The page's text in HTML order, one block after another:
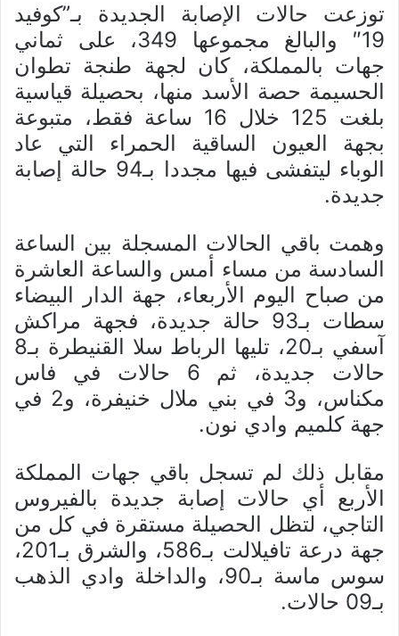
توزعت حالات الإصابة الجديدة بـ”كوفيد
19″ والبالغ مجموعها 349، على ثماني
جهات بالمملكة، كان لجهة طنجة تطوان
الحسيمة حصة الأسد منها، بحصيلة قياسية
بلغت 125 خلال 16 ساعة فقط، متبوعة
بجهة العيون الساقية الحمراء التي عاد
الوباء ليتفشى فيها مجددا بـ94 حالة إصابة
جديدة.
وهمت باقي الحالات المسجلة بين الساعة
السادسة من مساء أمس والساعة العاشرة
من صباح اليوم الأربعاء، جهة الدار البيضاء
سطات بـ93 حالة جديدة، فجهة مراكش
آسفي بـ20، تليها الرباط سلا القنيطرة بـ8
حالات جديدة، ثم 6 حالات في فاس
مكناس، و3 في بني ملال خنيفرة، و2 في
جهة كلميم وادي نون.
مقابل ذلك لم تسجل باقي جهات المملكة
الأربع أي حالات إصابة جديدة بالفيروس
التاجي، لتظل الحصيلة مستقرة في كل من
جهة درعة تافيلالت بـ586، والشرق بـ201،
سوس ماسة بـ90، والداخلة وادي الذهب
بـ09 حالات.